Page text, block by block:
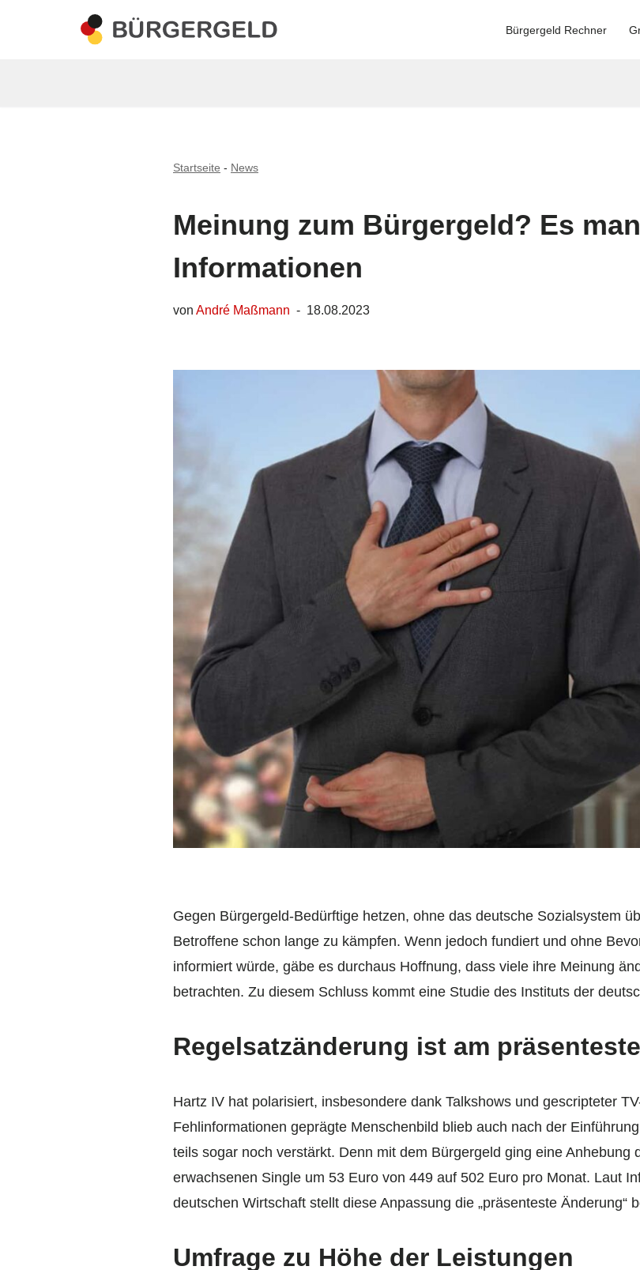
Bürgergeld Rechner
Startseite - News
Meinung zum Bürgergeld? Es
Informationen
von André Maßmann 18.08.2023
Gegen Bürgergeld-Bedürftige hetzen, ohne das deutsche Sozialsystem
Betroffene schon lange zu kämpfen. Wenn jedoch fundiert und ohne
informiert würde, gäbe es durchaus Hoffnung, dass viele ihre Meinung
betrachten. Zu diesem Schluss kommt eine Studie des Instituts der
Regelsatzänderung ist am
Hartz IV hat polarisiert, insbesondere dank Talkshows und gescripteter
Fehlinformationen geprägte Menschenbild blieb auch nach der
teils sogar noch verstärkt. Denn mit dem Bürgergeld ging eine Anhebung
erwachsenen Single um 53 Euro von 449 auf 502 Euro pro Monat. Laut
deutschen Wirtschaft stellt diese Anpassung die „präsenteste Änderung“
Umfrage zu Höhe der Leistungen